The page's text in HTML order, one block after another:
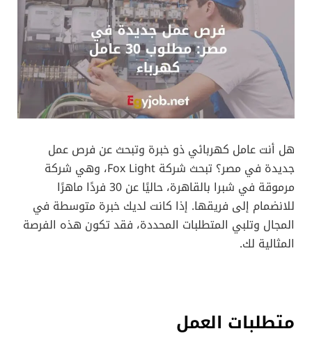
هل أنت عامل كهربائي ذو خبرة وتبحث عن فرص عمل
جديدة في مصر؟ تبحث شركة Fox Light، وهي شركة
مرموقة في شبرا بالقاهرة، حاليًا عن 30 فردًا ماهرًا
للانضمام إلى فريقها. إذا كانت لديك خبرة متوسطة في
المجال وتلبي المتطلبات المحددة، فقد تكون هذه الفرصة
المثالية لك.
متطلبات العمل